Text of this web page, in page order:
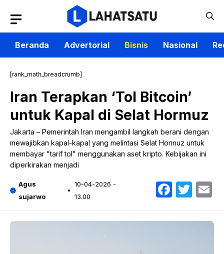
isi
Beranda
Advertorial Bisnis Nasional
[rank_math_breadcrumb]
Iran Terapkan ‘Tol Bitcoin’
untuk Kapal di Selat Hormuz
Jakarta – Pemerintah Iran mengambil langkah berani dengan
mewajibkan kapal-kapal yang melintasi Selat Hormuz untuk
membayar "tarif tol" menggunakan aset kripto. Kebijakan ini
diperkirakan menjadi
Agus
sujarwo
10-04-2026 -
13.00